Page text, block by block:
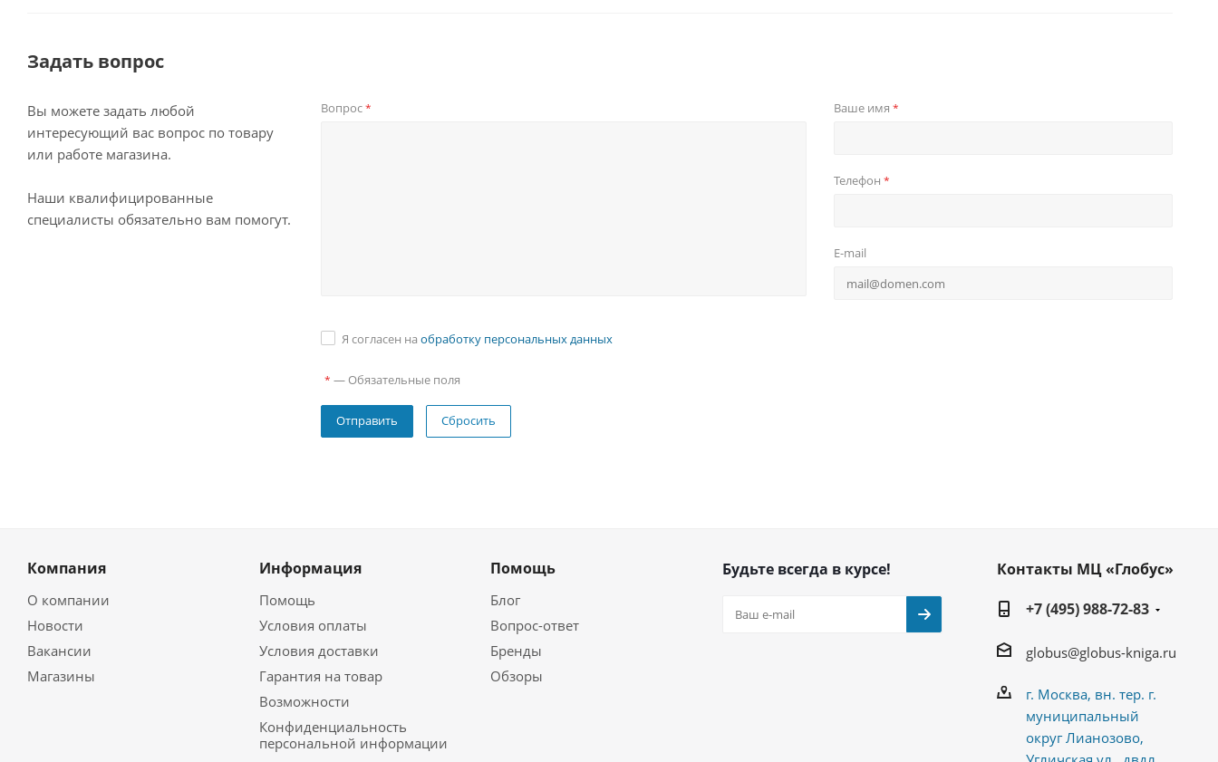
Задать вопрос
Вы можете задать любой
интересующий вас вопрос по товару
или работе магазина.
Наши квалифицированные
специалисты обязательно вам помогут.
Вопрос* Ваше имя *
Телефон *
E-mail
Я согласен на обработку персональных данных
* — Обязательные поля
Сбросить
Компания
О компании
Новости
Вакансии
Магазины
Информация
Помощь
Условия оплаты
Условия доставки
Гарантия на товар
Возможности
Конфиденциальность
персональной информации
Помощь
Блог
Вопрос-ответ
Бренды
Обзоры
Будьте всегда в курсе!
Контакты МЦ «Глобус»
+7 (495) 988-72-83
globus@globus-kniga.ru
г. Москва, вн. тер. г.
муниципальный
округ Лианозово,